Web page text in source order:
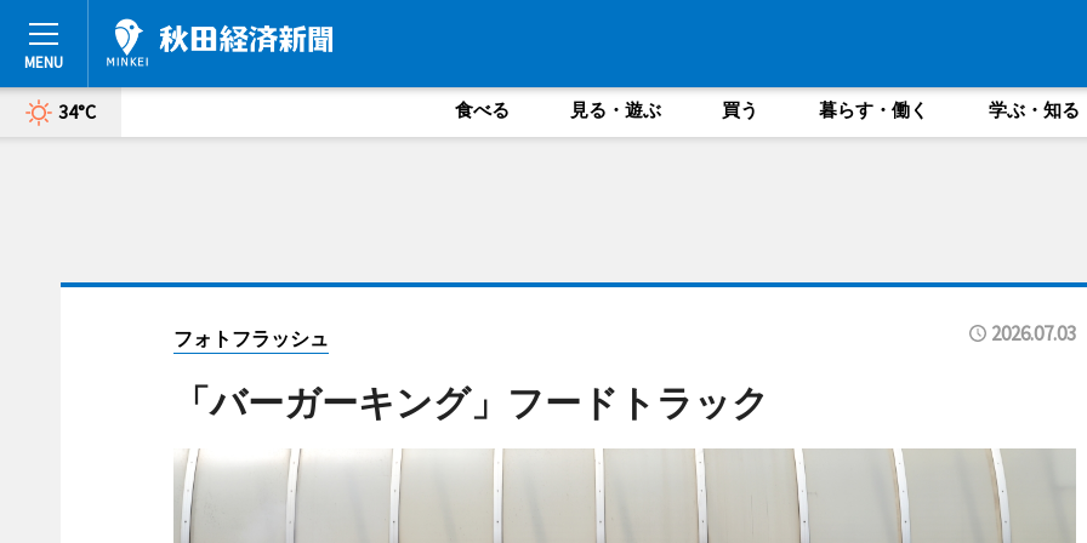
34°C 食べる 見る・遊ぶ 買う 暮らす・働く 学ぶ・知る
フォトフラッシュ 2026.07.03
「バーガーキング」フードトラック